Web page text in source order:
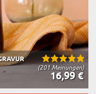
(201 Meinungen)
16,99 €